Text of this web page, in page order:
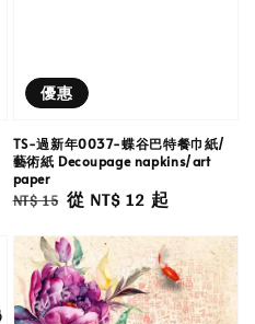
優惠
TS-過新年0037-蝶谷巴特餐巾紙/
藝術紙 Decoupage napkins/art
paper
Regular
NT$ 15 Sale
從 NT$ 12 起